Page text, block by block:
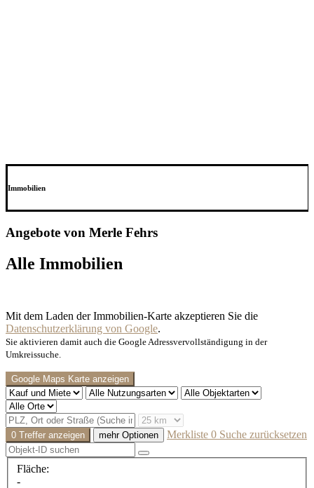
Immobilien
Angebote von Merle Fehrs
Alle Immobilien
Mit dem Laden der Immobilien-Karte akzeptieren Sie die
Datenschutzerklärung von Google.
Sie aktivieren damit auch die Google Adressvervollständigung in der
Umkreissuche.
Google Maps Karte anzeigen
0 Treffer anzeigen mehr Optionen Merkliste 0 Suche zurücksetzen
Fläche:
-